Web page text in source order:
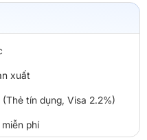
xuất
tín dụng, Visa 2.2%)
phí